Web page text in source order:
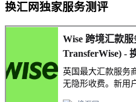
换汇网独家服务测评